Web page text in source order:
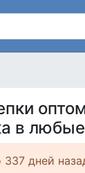
в
дней